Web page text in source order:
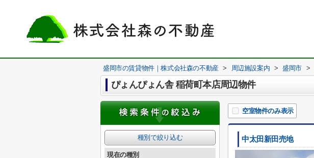
盛岡市の賃貸物件｜株式会社森の不動産 > 周辺施設案内 > 盛岡市 >
ぴょんぴょん舎 稲荷町本店周辺物件
空室物件のみ表示
中太田新田売地
種別で絞り込む
現在の種別